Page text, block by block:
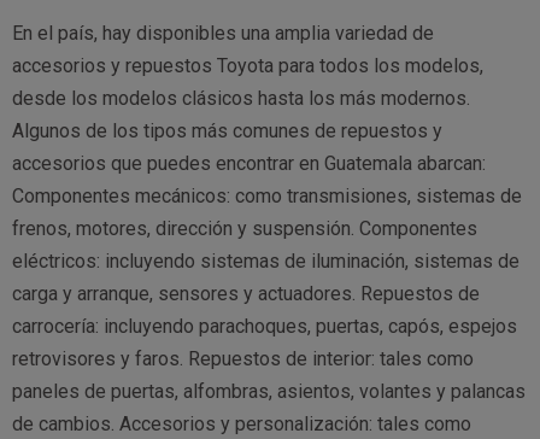
En el país, hay disponibles una amplia variedad de
accesorios y repuestos Toyota para todos los modelos,
desde los modelos clásicos hasta los más modernos.
Algunos de los tipos más comunes de repuestos y
accesorios que puedes encontrar en Guatemala abarcan:
Componentes mecánicos: como transmisiones, sistemas de
frenos, motores, dirección y suspensión. Componentes
eléctricos: incluyendo sistemas de iluminación, sistemas de
carga y arranque, sensores y actuadores. Repuestos de
carrocería: incluyendo parachoques, puertas, capós, espejos
retrovisores y faros. Repuestos de interior: tales como
paneles de puertas, alfombras, asientos, volantes y palancas
de cambios. Accesorios y personalización: tales como